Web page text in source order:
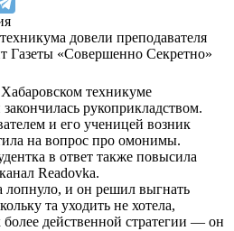
техникуме
рукоприкладством.
и его ученицей возник
на вопрос про омонимы.
в ответ также повысила
Readovka.
лопнуло, и он решил выгнать
та уходить не хотела,
действенной стратегии — он